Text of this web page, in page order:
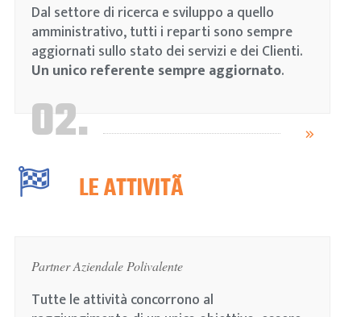
Dal settore di ricerca e sviluppo a quello
amministrativo, tutti i reparti sono sempre
aggiornati sullo stato dei servizi e dei Clienti.
Un unico referente sempre aggiornato.
02.
LE ATTIVITÃ
Partner Aziendale Polivalente
Tutte le attività concorrono al